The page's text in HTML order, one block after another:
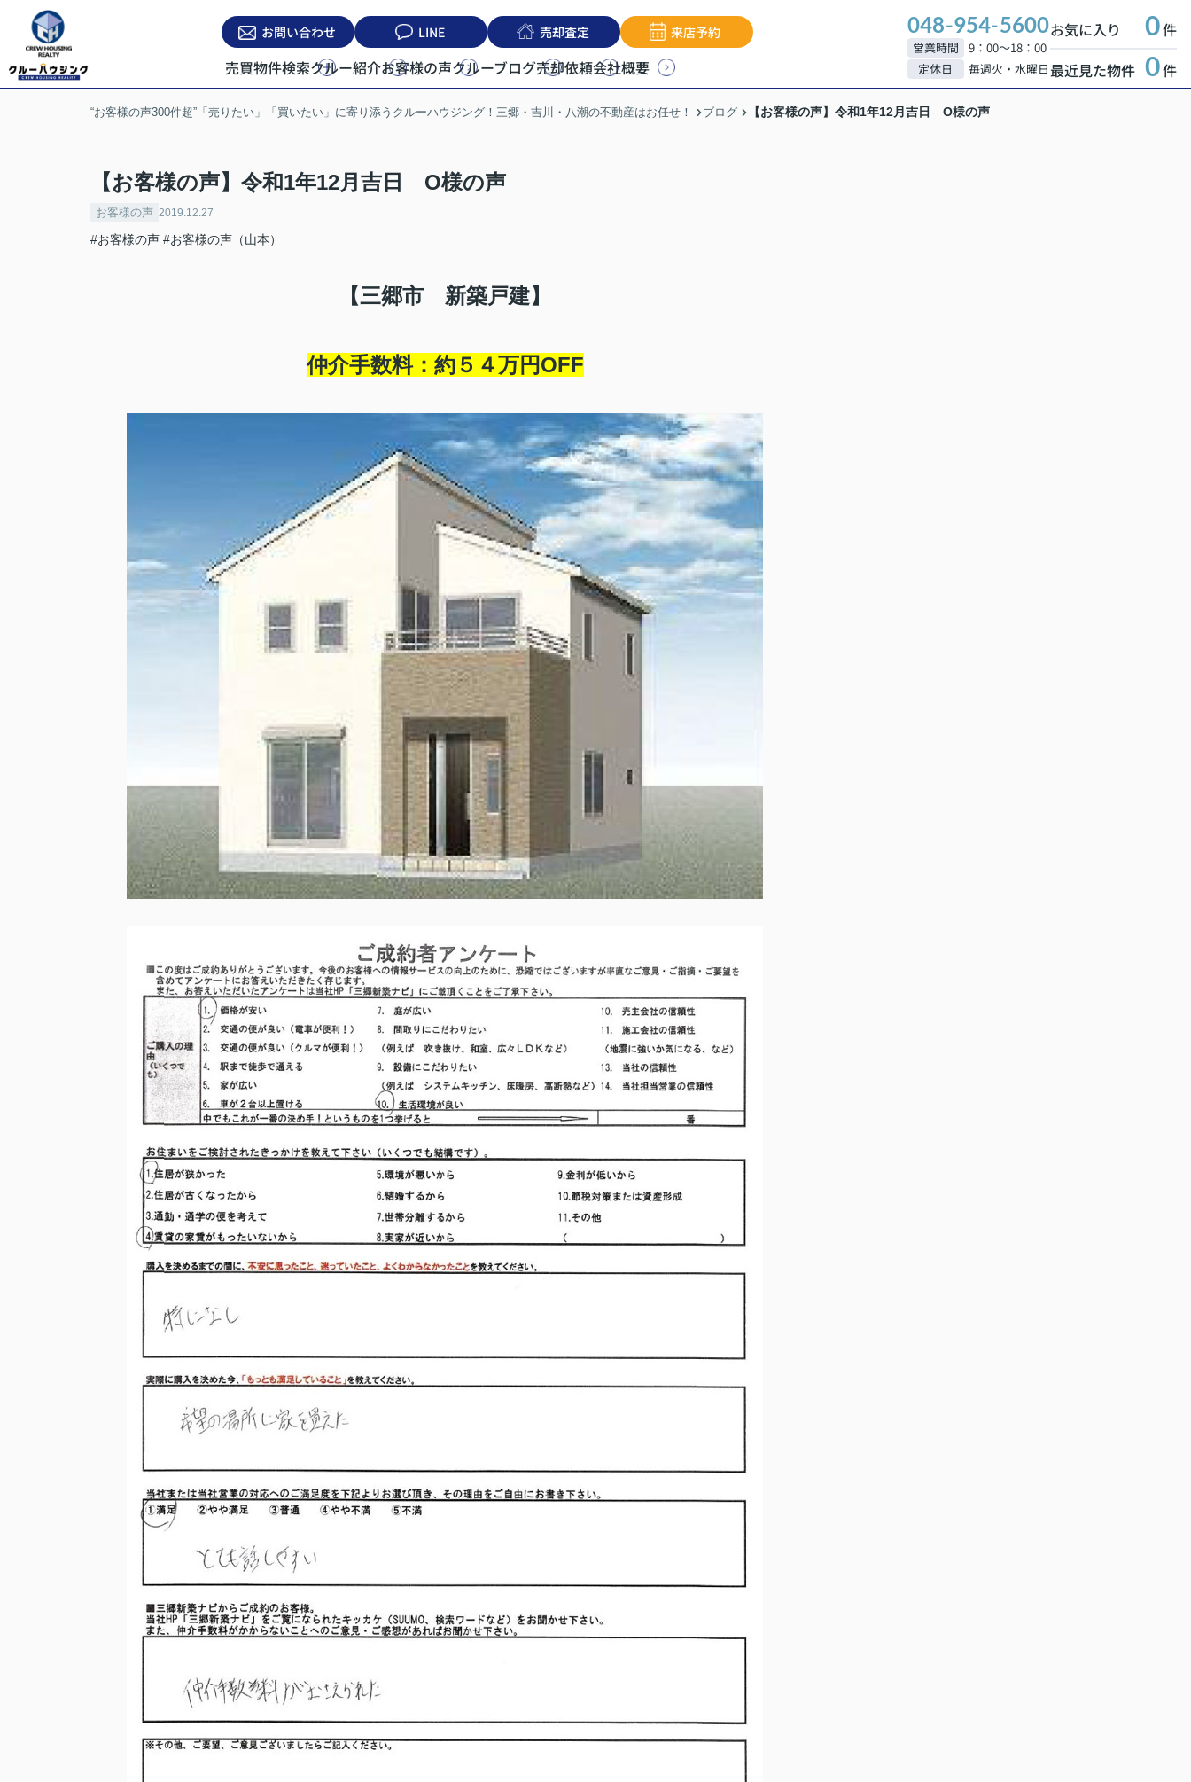
お問い合わせ LINE 売却査定 来店予約
売買物件検索クルー紹介お客様の声クルーブログ売却依頼会社概要
048-954-5600
営業時間
9：00～18：00
定休日
毎週火・水曜日
お気に入り 0件
最近見た物件 0件
“お客様の声300件超”「売りたい」「買いたい」に寄り添うクルーハウジング！三郷・吉川・八潮の不動産はお任せ！ ブログ 【お客様の声】令和1年12月吉日 O様の声
【お客様の声】令和1年12月吉日 O様の声
お客様の声 2019.12.27
#お客様の声 #お客様の声（山本）
【三郷市 新築戸建】
仲介手数料：約５４万円OFF